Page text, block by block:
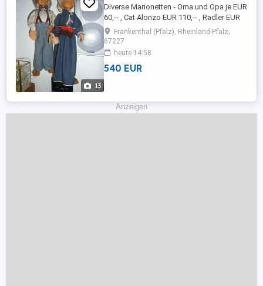
13
Diverse Marionetten - Oma und Opa je EUR
60,-- , Cat Alonzo EUR 110,-- , Radler EUR
90,-- , Waldgeist EUR 65,--, Schupo EUR
50,--, Arzt EUR 50,-- , Fallschirmspringer
EUR 70,-- , auch einzeln abzugeben
Frankenthal (Pfalz), Rheinland-Pfalz,
67227
heute 14:58
540 EUR
Anzeigen